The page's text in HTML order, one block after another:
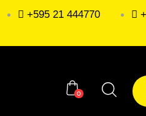
+595 21 444770
0